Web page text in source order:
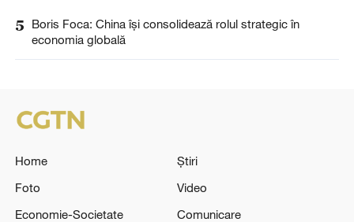
5
Boris Foca: China își consolidează rolul strategic în
economia globală
Home
Știri
Foto
Video
Economie-Societate
Comunicare